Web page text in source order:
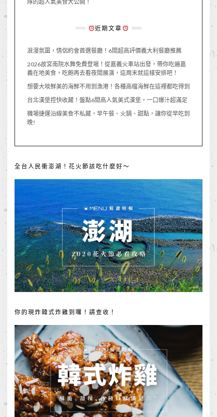
隊的超人氣美食大公開！
近期文章
浪漫氛圍，情侶約會首選餐廳！6間超高評價義大利餐廳推薦
2026故宮南院水舞免費登場！從嘉義火車站出發，帶你吃遍嘉
義在地美食，吃飽再去看夜間展演，這周末就這樣安排吧！
想要大啖鮮美的海鮮不用到漁港！各種高檔海鮮在這裡都吃得到
台北漢堡控快收藏！盤點6間高人氣美式漢堡，一口爆汁超滿足
機場捷運沿線美食不私藏，早午餐、火鍋、甜點，讓你從早吃到
晚!
全台人民衝澎湖！花火節該吃什麼好～
你的現炸韓式炸雞到囉！請查收！